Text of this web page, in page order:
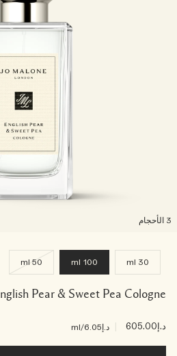
30 ml
100 ml
50 ml
English Pear & Sweet Pea Cologne
د.إ605.00 د.إ6.05 /ml